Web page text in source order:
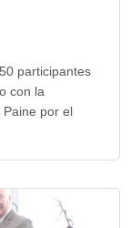
participantes
con la
por el